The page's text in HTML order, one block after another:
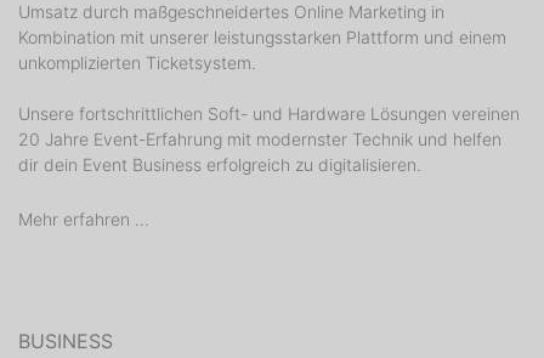
Umsatz durch maßgeschneidertes Online Marketing in
Kombination mit unserer leistungsstarken Plattform und einem
unkomplizierten Ticketsystem.
Unsere fortschrittlichen Soft- und Hardware Lösungen vereinen
20 Jahre Event-Erfahrung mit modernster Technik und helfen
dir dein Event Business erfolgreich zu digitalisieren.
Mehr erfahren ...
BUSINESS